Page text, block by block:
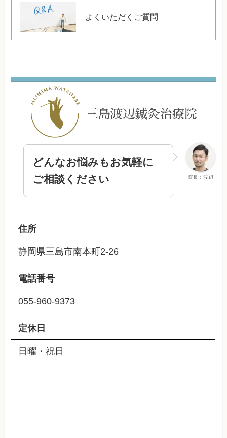
よくいただくご質問
院長：渡辺
どんなお悩みもお気軽に
ご相談ください
住所
静岡県三島市南本町2-26
電話番号
055-960-9373
定休日
日曜・祝日